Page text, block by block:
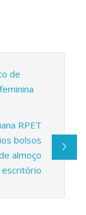
de
RPET
bolsos
almoço